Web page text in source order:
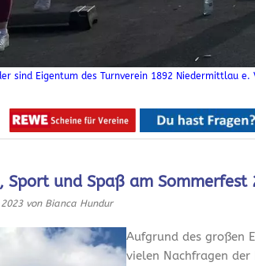
sind Eigentum des Turnverein 1892 Niedermittlau e.
Sport und Spaß am Sommerfest
von Bianca Hundur
Aufgrund des großen
vielen Nachfragen der